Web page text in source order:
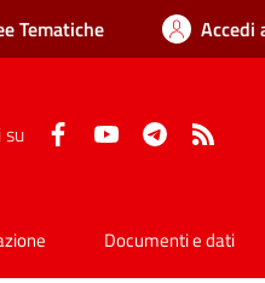
Tematiche Accedi
su FacebookYouTube Telegram
Documenti e dati